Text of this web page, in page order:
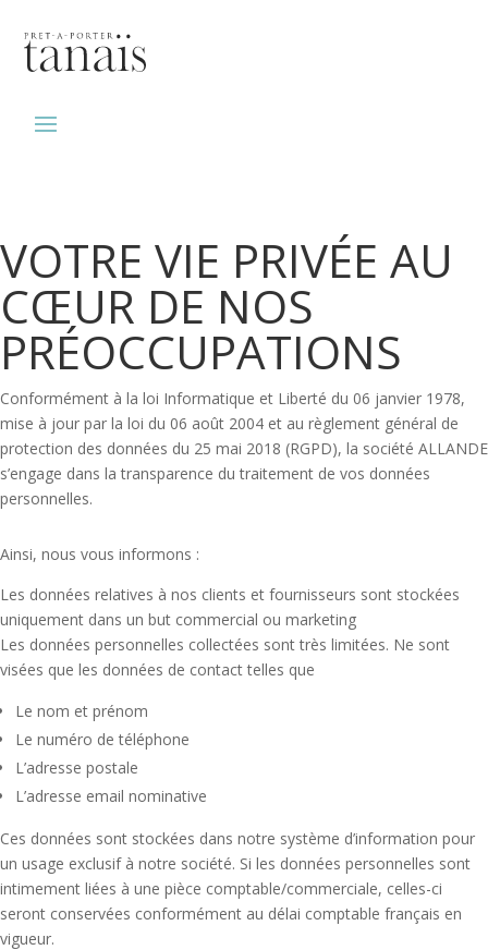
VOTRE VIE PRIVÉE AU
CŒUR DE NOS
PRÉOCCUPATIONS
Conformément à la loi Informatique et Liberté du 06 janvier 1978,
mise à jour par la loi du 06 août 2004 et au règlement général de
protection des données du 25 mai 2018 (RGPD), la société ALLANDE
s’engage dans la transparence du traitement de vos données
personnelles.
Ainsi, nous vous informons :
Les données relatives à nos clients et fournisseurs sont stockées
uniquement dans un but commercial ou marketing
Les données personnelles collectées sont très limitées. Ne sont
visées que les données de contact telles que
Le nom et prénom
Le numéro de téléphone
L’adresse postale
L’adresse email nominative
Ces données sont stockées dans notre système d’information pour
un usage exclusif à notre société. Si les données personnelles sont
intimement liées à une pièce comptable/commerciale, celles-ci
seront conservées conformément au délai comptable français en
vigueur.